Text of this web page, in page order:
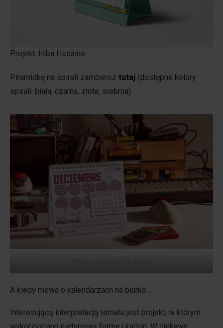
Projekt: Hiba Hssaine
Piramidkę na spirali zamówisz tutaj (dostępne kolory
spirali: biała, czarna, złota, srebrna).
Projekt: Brandsummit Studio
A kiedy mowa o kalendarzach na biurko…
Interesującą interpretacją tematu jest projekt, w którym